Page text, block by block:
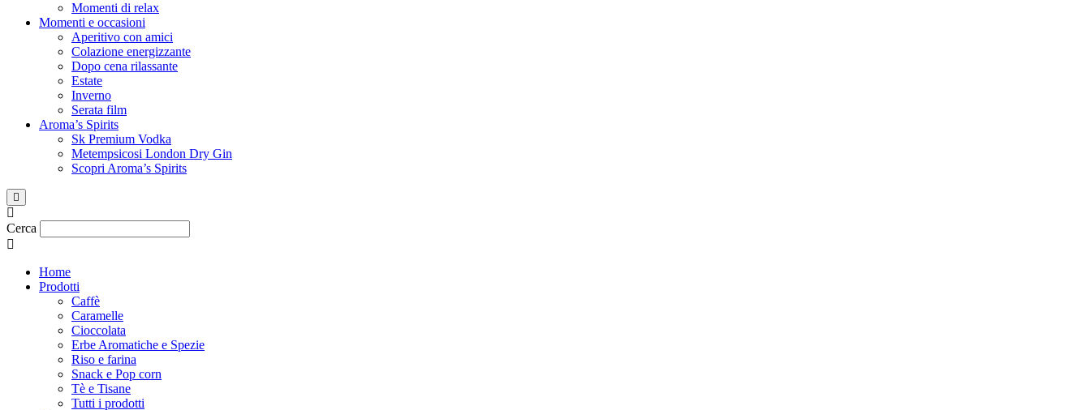
Momenti di relax
Momenti e occasioni
Aperitivo con amici
Colazione energizzante
Dopo cena rilassante
Estate
Inverno
Serata film
Aroma’s Spirits
Sk Premium Vodka
Metempsicosi London Dry Gin
Scopri Aroma’s Spirits
Hamburger Toggle Menu
Cerca
Home
Prodotti
Caffè
Caramelle
Cioccolata
Erbe Aromatiche e Spezie
Riso e farina
Snack e Pop corn
Tè e Tisane
Tutti i prodotti